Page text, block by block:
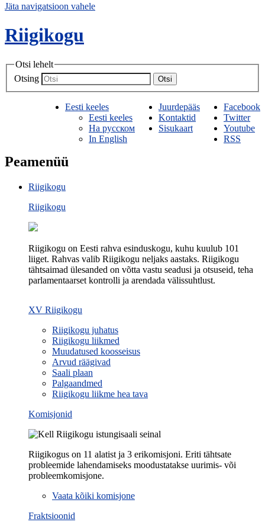
Jäta navigatsioon vahele
Riigikogu
Otsi lehelt
Otsing
Otsi
Facebook
Twitter
Youtube
RSS
Juurdepääs
Kontaktid
Sisukaart
Eesti keeles
Eesti keeles
На русском
In English
Peamenüü
Riigikogu
Riigikogu
Riigikogu on Eesti rahva esinduskogu, kuhu kuulub 101
liiget. Rahvas valib Riigikogu neljaks aastaks. Riigikogu
tähtsaimad ülesanded on võtta vastu seadusi ja otsuseid, teha
parlamentaarset kontrolli ja arendada välissuhtlust.
XV Riigikogu
Riigikogu juhatus
Riigikogu liikmed
Muudatused koosseisus
Arvud räägivad
Saali plaan
Palgaandmed
Riigikogu liikme hea tava
Komisjonid
Riigikogus on 11 alatist ja 3 erikomisjoni. Eriti tähtsate
probleemide lahendamiseks moodustatakse uurimis- või
probleemkomisjone.
Vaata kõiki komisjone
Fraktsioonid